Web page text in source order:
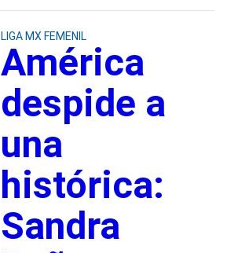
LIGA MX FEMENIL
América
despide a
una
histórica:
Sandra